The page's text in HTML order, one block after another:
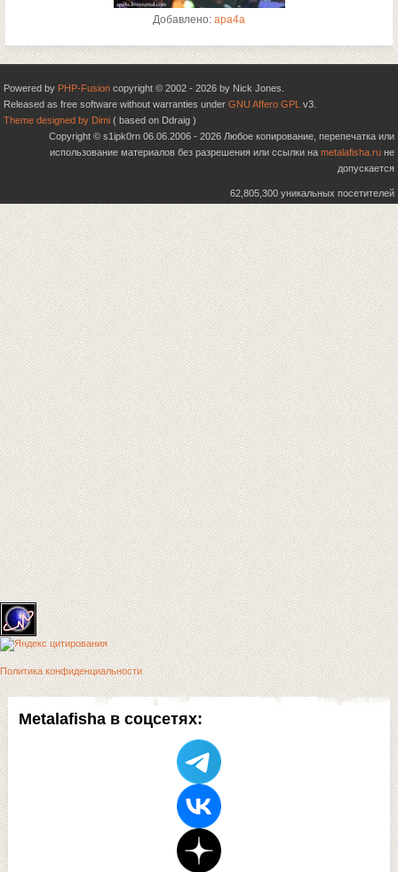
Metalafisha в соцсетях:
Добавлено: apa4a
Powered by PHP-Fusion copyright © 2002 - 2026 by Nick Jones.
Released as free software without warranties under GNU Affero GPL v3.
Theme designed by Dimi ( based on Ddraig )
Copyright © s1ipk0rn 06.06.2006 - 2026 Любое копирование, перепечатка или
использование материалов без разрешения или ссылки на metalafisha.ru не
допускается
62,805,300 уникальных посетителей
Политика конфиденциальности